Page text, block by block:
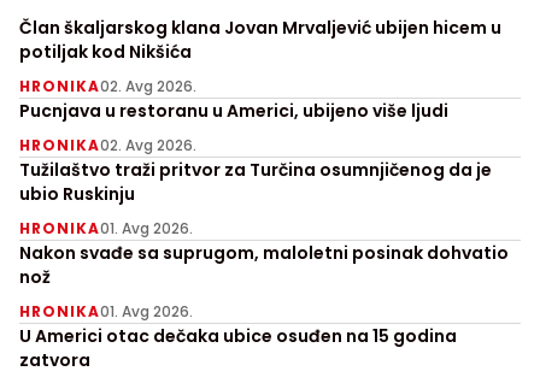
Član škaljarskog klana Jovan Mrvaljević ubijen hicem u
potiljak kod Nikšića
HRONIKA02. Avg 2026.
Pucnjava u restoranu u Americi, ubijeno više ljudi
HRONIKA02. Avg 2026.
Tužilaštvo traži pritvor za Turčina osumnjičenog da je
ubio Ruskinju
HRONIKA01. Avg 2026.
Nakon svađe sa suprugom, maloletni posinak dohvatio
nož
HRONIKA01. Avg 2026.
U Americi otac dečaka ubice osuđen na 15 godina
zatvora